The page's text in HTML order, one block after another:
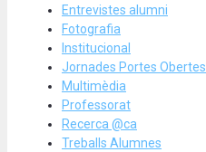
Entrevistes alumni
Fotografia
Institucional
Jornades Portes Obertes
Multimèdia
Professorat
Recerca @ca
Treballs Alumnes